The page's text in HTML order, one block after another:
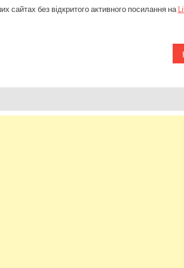
сайтах без відкритого активного посилання на